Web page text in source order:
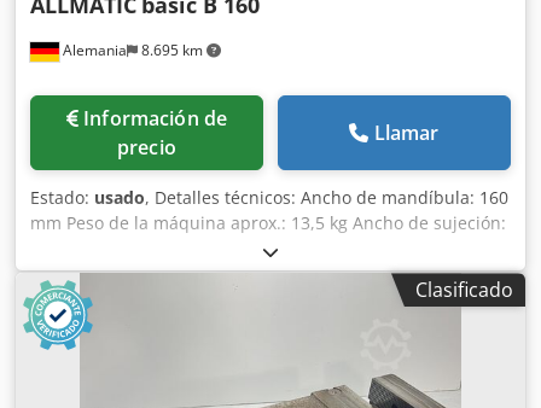
Alemania 8.695 km
Información de
precio
Llamar
Estado: usado, Detalles técnicos: Ancho de mandíbula: 160
mm Peso de la máquina aprox.: 13,5 kg Ancho de sujeción:
208 mm Tornillo de banco para fresadoras Par de apriete
80 kN Par de apriete 120 Nm Fuerza de sujeción 50 kN
Dcodpfxovc Dv Aj Aa Eek *
Clasificado